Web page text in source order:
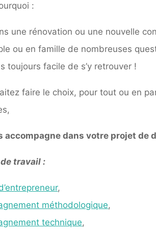
:
une rénovation ou une nouvelle
ou en famille de nombreuses
toujours facile de s’y retrouver !
faire le choix, pour tout ou en
accompagne dans votre projet de
travail :
,
méthodologique,
technique,